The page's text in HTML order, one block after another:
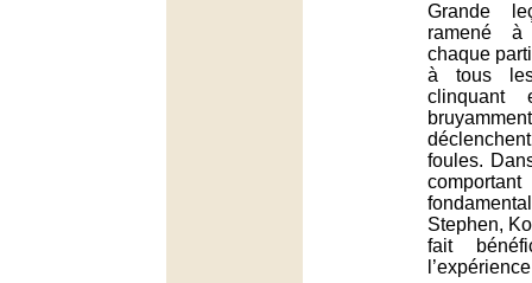
Grande
ramené à
chaque
à tous
clinquant
foules.
Stephen,
fait